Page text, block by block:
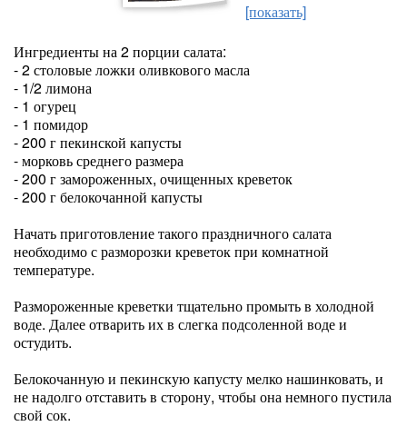
[показать]
Ингредиенты на 2 порции салата:
- 2 столовые ложки оливкового масла
- 1/2 лимона
- 1 огурец
- 1 помидор
- 200 г пекинской капусты
- морковь среднего размера
- 200 г замороженных, очищенных креветок
- 200 г белокочанной капусты
Начать приготовление такого праздничного салата
необходимо с разморозки креветок при комнатной
температуре.
Размороженные креветки тщательно промыть в холодной
воде. Далее отварить их в слегка подсоленной воде и
остудить.
Белокочанную и пекинскую капусту мелко нашинковать, и
не надолго отставить в сторону, чтобы она немного пустила
свой сок.